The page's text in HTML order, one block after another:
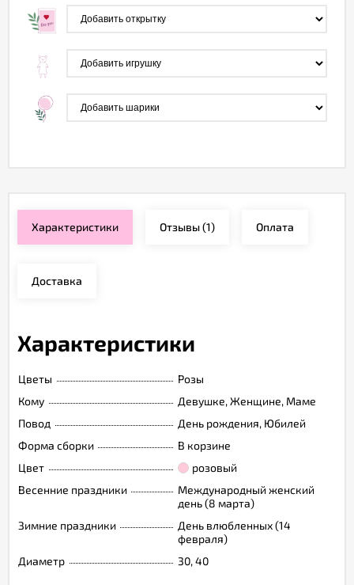
Характеристики Отзывы(1) Оплата
Доставка
Характеристики
Цветы
Розы
Кому
Девушке, Женщине, Маме
Повод
День рождения, Юбилей
Форма сборки
В корзине
Цвет
розовый
Весенние праздники
Международный женский
день (8 марта)
Зимние праздники
День влюбленных (14
февраля)
Диаметр
30, 40